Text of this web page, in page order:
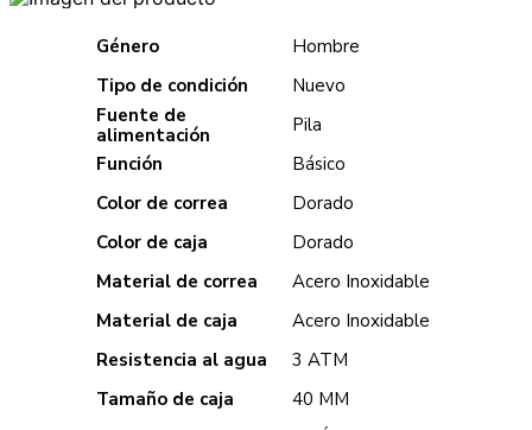
Género
Hombre
Tipo de condición
Nuevo
Fuente de
alimentación
Pila
Función
Básico
Color de correa
Dorado
Color de caja
Dorado
Material de correa
Acero Inoxidable
Material de caja
Acero Inoxidable
Resistencia al agua
3 ATM
Tamaño de caja
40 MM